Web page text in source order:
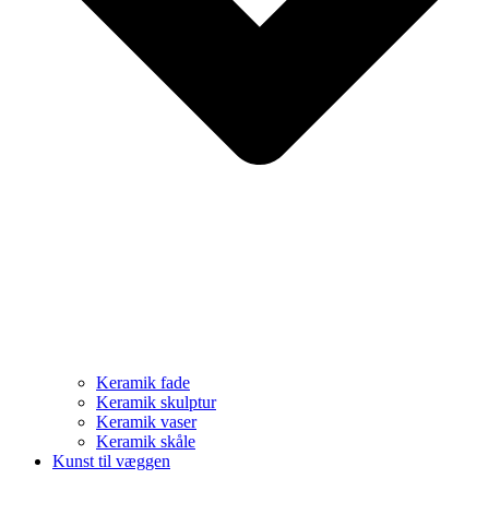
Keramik fade
Keramik skulptur
Keramik vaser
Keramik skåle
Kunst til væggen